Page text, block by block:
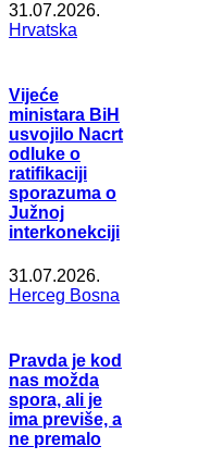
31.07.2026.
Hrvatska
Vijeće
ministara BiH
usvojilo Nacrt
odluke o
ratifikaciji
sporazuma o
Južnoj
interkonekciji
31.07.2026.
Herceg Bosna
Pravda je kod
nas možda
spora, ali je
ima previše, a
ne premalo